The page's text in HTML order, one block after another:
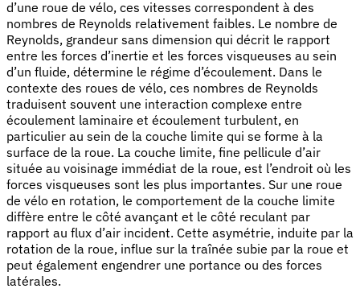
d’une roue de vélo, ces vitesses correspondent à des
nombres de Reynolds relativement faibles. Le nombre de
Reynolds, grandeur sans dimension qui décrit le rapport
entre les forces d’inertie et les forces visqueuses au sein
d’un fluide, détermine le régime d’écoulement. Dans le
contexte des roues de vélo, ces nombres de Reynolds
traduisent souvent une interaction complexe entre
écoulement laminaire et écoulement turbulent, en
particulier au sein de la couche limite qui se forme à la
surface de la roue. La couche limite, fine pellicule d’air
située au voisinage immédiat de la roue, est l’endroit où les
forces visqueuses sont les plus importantes. Sur une roue
de vélo en rotation, le comportement de la couche limite
diffère entre le côté avançant et le côté reculant par
rapport au flux d’air incident. Cette asymétrie, induite par la
rotation de la roue, influe sur la traînée subie par la roue et
peut également engendrer une portance ou des forces
latérales.